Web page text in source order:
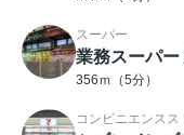
スーパー
業務スーパー
356ｍ（5分）
コンビニエンスス